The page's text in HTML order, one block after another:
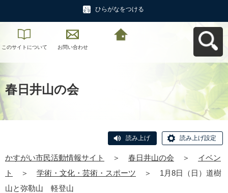
ひらがなをつける
このサイトについて お問い合わせ
春日井山の会
読み上げ 読み上げ設定
かすがい市民活動情報サイト ＞ 春日井山の会 ＞
イベン
ト
＞ 学術・文化・芸術・スポーツ ＞
1月8日（日）道樹
山と弥勒山 軽登山